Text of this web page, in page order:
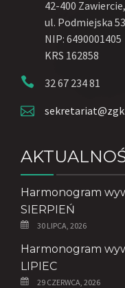
42-400 Zawiercie,
ul. Podmiejska 53
NIP: 6490001405
KRS 162858
32 67 234 81
Harmonogram
SIERPIEŃ
30 LIPCA, 2026
Harmonogram
LIPIEC
29 CZERWCA, 2026